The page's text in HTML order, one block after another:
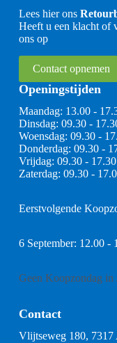
Lees hier ons
Heeft u een klacht of
ons op
Contact opnemen
Openingstijden
Maandag: 13.00 -
Dinsdag: 09.30 -
Woensdag: 09.30 -
Donderdag: 09.30 -
Vrijdag: 09.30 -
Zaterdag: 09.30 -
Eerstvolgende
6 September: 12.00 -
Geen Koopzondag
Contact
Vlijtseweg 180,